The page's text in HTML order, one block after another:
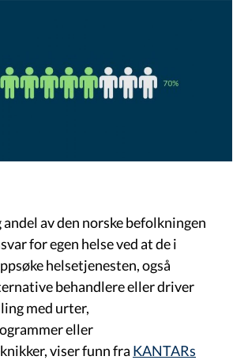
av den norske befolkningen
for egen helse ved at de i
helsetjenesten, også
behandlere eller driver
med urter,
eller
viser funn fra KANTARs